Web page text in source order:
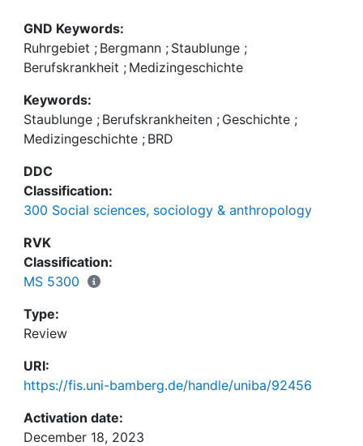
Verlag
GND Keywords:
Ruhrgebiet ; Bergmann ; Staublunge ;
Berufskrankheit ; Medizingeschichte
Keywords:
Staublunge ; Berufskrankheiten ; Geschichte ;
Medizingeschichte ; BRD
DDC
Classification:
300 Social sciences, sociology & anthropology
RVK
Classification:
MS 5300
Type:
Review
URI:
https://fis.uni-bamberg.de/handle/uniba/92456
Activation date:
December 18, 2023